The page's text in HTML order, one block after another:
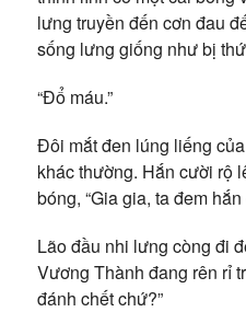
lưng truyền đến cơn đau
sống lưng giống như bị
“Đổ máu.”
Đôi mắt đen lúng liếng
khác thường. Hắn cười rộ
bóng, “Gia gia, ta đem
Lão đầu nhi lưng còng đi
Vương Thành đang rên rỉ
đánh chết chứ?”